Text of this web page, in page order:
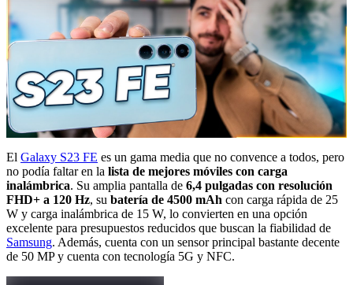
El Galaxy S23 FE es un gama media que no convence a todos, pero
no podía faltar en la lista de mejores móviles con carga
inalámbrica. Su amplia pantalla de 6,4 pulgadas con resolución
FHD+ a 120 Hz, su batería de 4500 mAh con carga rápida de 25
W y carga inalámbrica de 15 W, lo convierten en una opción
excelente para presupuestos reducidos que buscan la fiabilidad de
Samsung. Además, cuenta con un sensor principal bastante decente
de 50 MP y cuenta con tecnología 5G y NFC.